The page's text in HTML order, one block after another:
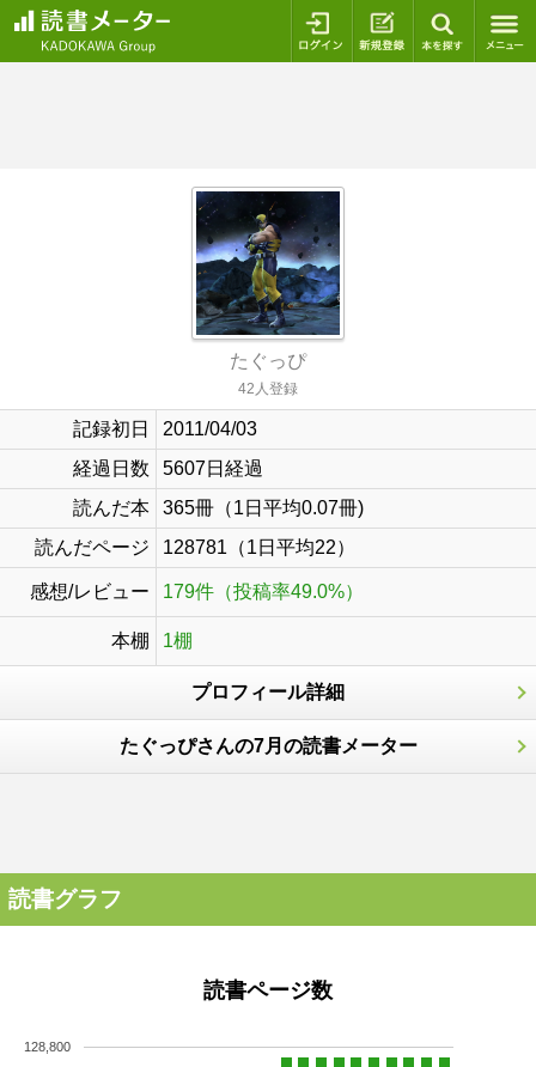
ログイン 新規登録
たぐっぴ
42人登録
記録初日
2011/04/03
経過日数
5607日経過
読んだ本
365冊（1日平均0.07冊)
読んだページ
128781（1日平均22）
感想/レビュー 179件（投稿率49.0%）
本棚 1棚
プロフィール詳細
たぐっぴさんの7月の読書メーター
読書グラフ
読書ページ数
128,800